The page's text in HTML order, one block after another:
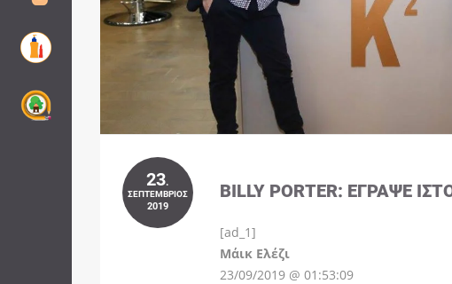
23.
ΣΕΠΤΈΜΒΡΙΟΣ
2019
BILLY PORTER: ΈΓΡΑΨΕ
[ad_1]
Μάικ ΕλέζιInstagram
23/09/2019 @ 01:53:09